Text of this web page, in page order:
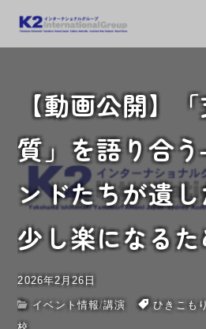
【動画公開】
質」を語り合
ンドたちが遺
少し楽になる
2026年2月26日
イベント情報/講演 ひきこもり